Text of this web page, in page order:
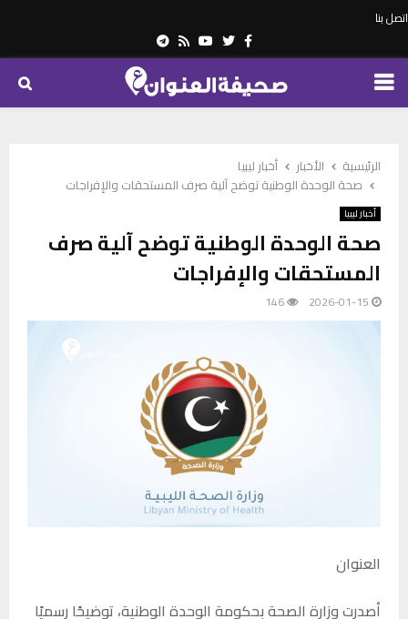
اتصل بنا
Facebook
Twitter
Youtube
Rss
Telegram
PRIMARY
الرئيسية الأخبار
أخبار ليبيا
صحة الوحدة الوطنية توضح آلية صرف المستحقات والإفراجات
أخبار ليبيا
صحة الوحدة الوطنية توضح آلية صرف
المستحقات والإفراجات
2026-01-15
146
العنوان
أصدرت وزارة الصحة بحكومة الوحدة الوطنية، توضيحًا رسميًا